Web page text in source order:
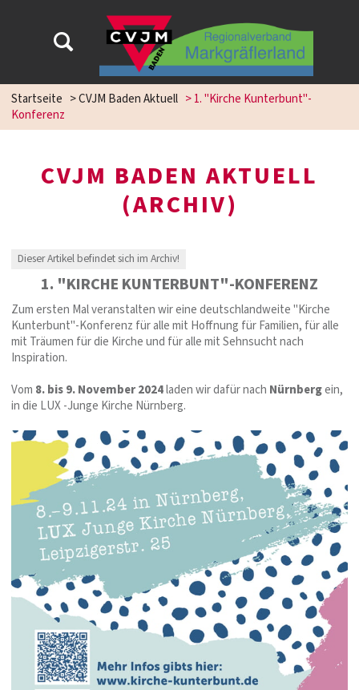
Startseite >CVJM Baden Aktuell >1. "Kirche Kunterbunt"-
Konferenz
CVJM BADEN AKTUELL
(ARCHIV)
Dieser Artikel befindet sich im Archiv!
1. "KIRCHE KUNTERBUNT"-KONFERENZ
Zum ersten Mal veranstalten wir eine deutschlandweite "Kirche
Kunterbunt"-Konferenz für alle mit Hoffnung für Familien, für alle
mit Träumen für die Kirche und für alle mit Sehnsucht nach
Inspiration.
Vom 8. bis 9. November 2024laden wir dafür nach Nürnbergein,
in die LUX -Junge Kirche Nürnberg.